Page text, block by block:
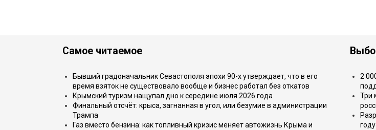
Самое читаемое
Бывший градоначальник Севастополя эпохи 90-х утверждает, что в его
время взяток не существовало вообще и бизнес работал без откатов
Крымский туризм нащупал дно к середине июля 2026 года
Финальный отсчёт: крыса, загнанная в угол, или безумие в администрации
Трампа
Газ вместо бензина: как топливный кризис меняет автожизнь Крыма и
2
Три
году